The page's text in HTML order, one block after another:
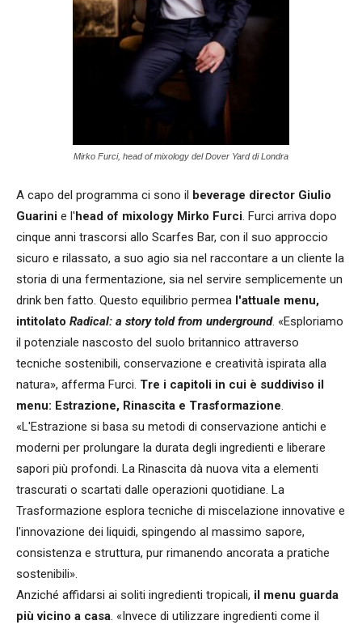
Mirko Furci, head of mixology del Dover Yard di Londra
A capo del programma ci sono il beverage director Giulio
Guarini e l'head of mixology Mirko Furci. Furci arriva dopo
cinque anni trascorsi allo Scarfes Bar, con il suo approccio
sicuro e rilassato, a suo agio sia nel raccontare a un cliente la
storia di una fermentazione, sia nel servire semplicemente un
drink ben fatto. Questo equilibrio permea l'attuale menu,
intitolato Radical: a story told from underground. «Esploriamo
il potenziale nascosto del suolo britannico attraverso
tecniche sostenibili, conservazione e creatività ispirata alla
natura», afferma Furci. Tre i capitoli in cui è suddiviso il
menu: Estrazione, Rinascita e Trasformazione.
«L'Estrazione si basa su metodi di conservazione antichi e
moderni per prolungare la durata degli ingredienti e liberare
sapori più profondi. La Rinascita dà nuova vita a elementi
trascurati o scartati dalle operazioni quotidiane. La
Trasformazione esplora tecniche di miscelazione innovative e
l'innovazione dei liquidi, spingendo al massimo sapore,
consistenza e struttura, pur rimanendo ancorata a pratiche
sostenibili».
Anziché affidarsi ai soliti ingredienti tropicali, il menu guarda
più vicino a casa. «Invece di utilizzare ingredienti come il